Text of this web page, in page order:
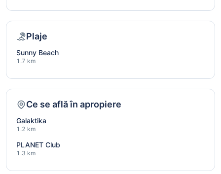
Plaje
Sunny Beach
1.7 km
Ce se află în apropiere
Galaktika
1.2 km
PLANET Club
1.3 km